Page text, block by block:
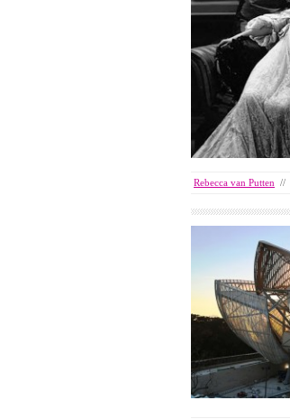
Rebecca van Putten //